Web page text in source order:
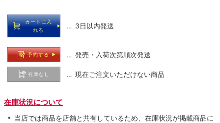
カートに入
れる
… 3日以内発送
予約する … 発売・入荷次第順次発送
在庫なし … 現在ご注文いただけない商品
在庫状況について
当店では商品を店舗と共有しているため、在庫状況が掲載商品に